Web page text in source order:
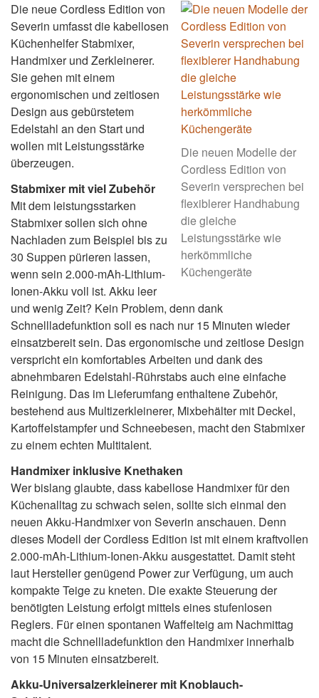
Die neuen Modelle der
Cordless Edition von
Severin versprechen bei
flexiblerer Handhabung
die gleiche
Leistungsstärke wie
herkömmliche
Küchengeräte
Die neue Cordless Edition von
Severin umfasst die kabellosen
Küchenhelfer Stabmixer,
Handmixer und Zerkleinerer.
Sie gehen mit einem
ergonomischen und zeitlosen
Design aus gebürstetem
Edelstahl an den Start und
wollen mit Leistungsstärke
überzeugen.
Stabmixer mit viel Zubehör
Mit dem leistungsstarken
Stabmixer sollen sich ohne
Nachladen zum Beispiel bis zu
30 Suppen pürieren lassen,
wenn sein 2.000-mAh-Lithium-
Ionen-Akku voll ist. Akku leer
und wenig Zeit? Kein Problem, denn dank
Schnellladefunktion soll es nach nur 15 Minuten wieder
einsatzbereit sein. Das ergonomische und zeitlose Design
verspricht ein komfortables Arbeiten und dank des
abnehmbaren Edelstahl-Rührstabs auch eine einfache
Reinigung. Das im Lieferumfang enthaltene Zubehör,
bestehend aus Multizerkleinerer, Mixbehälter mit Deckel,
Kartoffelstampfer und Schneebesen, macht den Stabmixer
zu einem echten Multitalent.
Handmixer inklusive Knethaken
Wer bislang glaubte, dass kabellose Handmixer für den
Küchenalltag zu schwach seien, sollte sich einmal den
neuen Akku-Handmixer von Severin anschauen. Denn
dieses Modell der Cordless Edition ist mit einem kraftvollen
2.000-mAh-Lithium-Ionen-Akku ausgestattet. Damit steht
laut Hersteller genügend Power zur Verfügung, um auch
kompakte Teige zu kneten. Die exakte Steuerung der
benötigten Leistung erfolgt mittels eines stufenlosen
Reglers. Für einen spontanen Waffelteig am Nachmittag
macht die Schnellladefunktion den Handmixer innerhalb
von 15 Minuten einsatzbereit.
Akku-Universalzerkleinerer mit Knoblauch-